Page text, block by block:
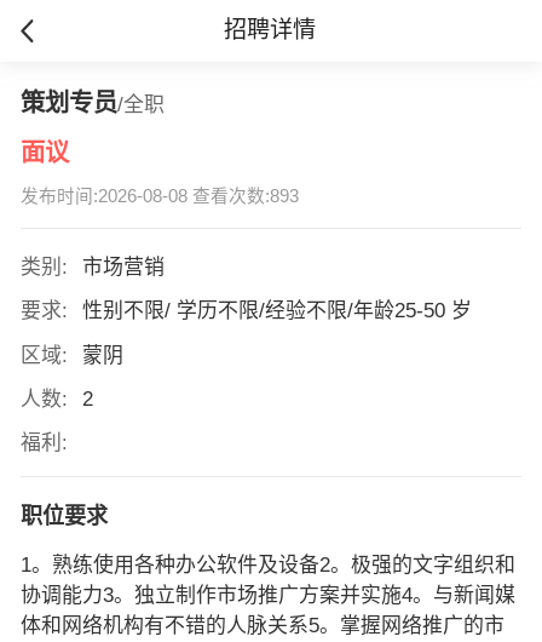
招聘详情
策划专员/全职
面议
发布时间:2026-08-08 查看次数:893
类别:
市场营销
要求:
性别不限/ 学历不限/经验不限/年龄25-50 岁
区域:
蒙阴
人数:
2
福利:
职位要求
1。熟练使用各种办公软件及设备2。极强的文字组织和
协调能力3。独立制作市场推广方案并实施4。与新闻媒
体和网络机构有不错的人脉关系5。掌握网络推广的市